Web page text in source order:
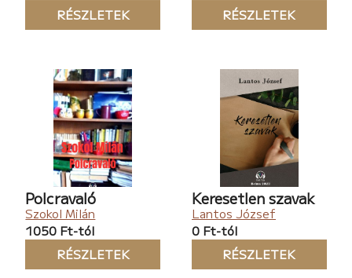
RÉSZLETEK
RÉSZLETEK
Polcravaló
Szokol Milán
1050 Ft-tól
RÉSZLETEK
Keresetlen szavak
Lantos József
0 Ft-tól
RÉSZLETEK